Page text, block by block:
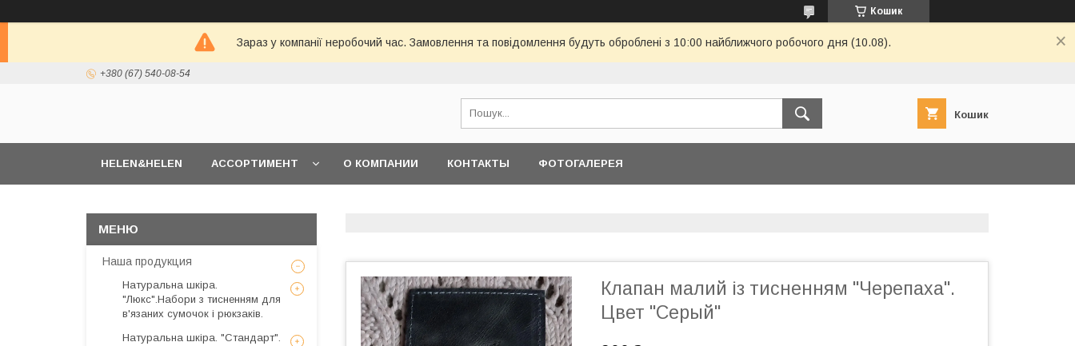
Кошик
Зараз у компанії неробочий час. Замовлення та повідомлення будуть оброблені з 10:00 найближчого робочого дня (10.08).
+380 (67) 540-08-54
Кошик
HELEN&HELEN АССОРТИМЕНТ О КОМПАНИИ КОНТАКТЫ ФОТОГАЛЕРЕЯ
Клапан малий із тисненням "Черепаха".
Цвет "Серый"
Наша продукция
Натуральна шкіра.
"Люкс".Набори з тисненням для
в'язаних сумочок і рюкзаків.
Натуральна шкіра. "Стандарт".